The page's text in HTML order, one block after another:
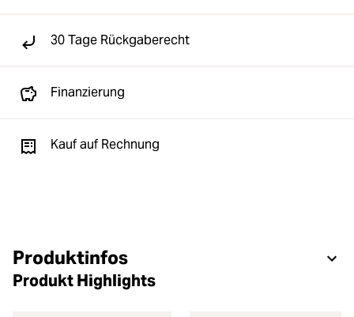
30 Tage Rückgaberecht
Finanzierung
Kauf auf Rechnung
Produktinfos
Produkt Highlights